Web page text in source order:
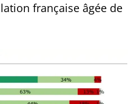
française âgée de